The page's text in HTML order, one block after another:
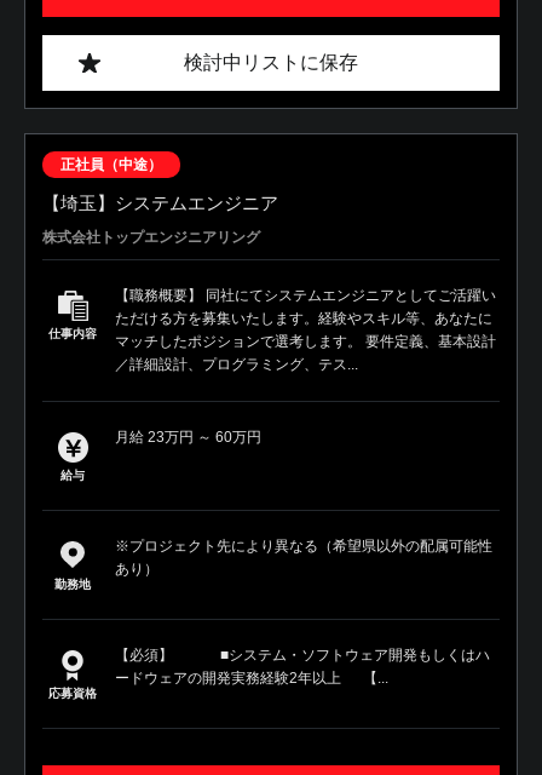
検討中リストに保存
正社員（中途）
【埼玉】システムエンジニア
株式会社トップエンジニアリング
仕事内容
【職務概要】 同社にてシステムエンジニアとしてご活躍い
ただける方を募集いたします。経験やスキル等、あなたに
マッチしたポジションで選考します。 要件定義、基本設計
／詳細設計、プログラミング、テス...
給与
月給 23万円 ～ 60万円
勤務地
※プロジェクト先により異なる（希望県以外の配属可能性
あり）
応募資格
【必須】 ■システム・ソフトウェア開発もしくはハ
ードウェアの開発実務経験2年以上 【...